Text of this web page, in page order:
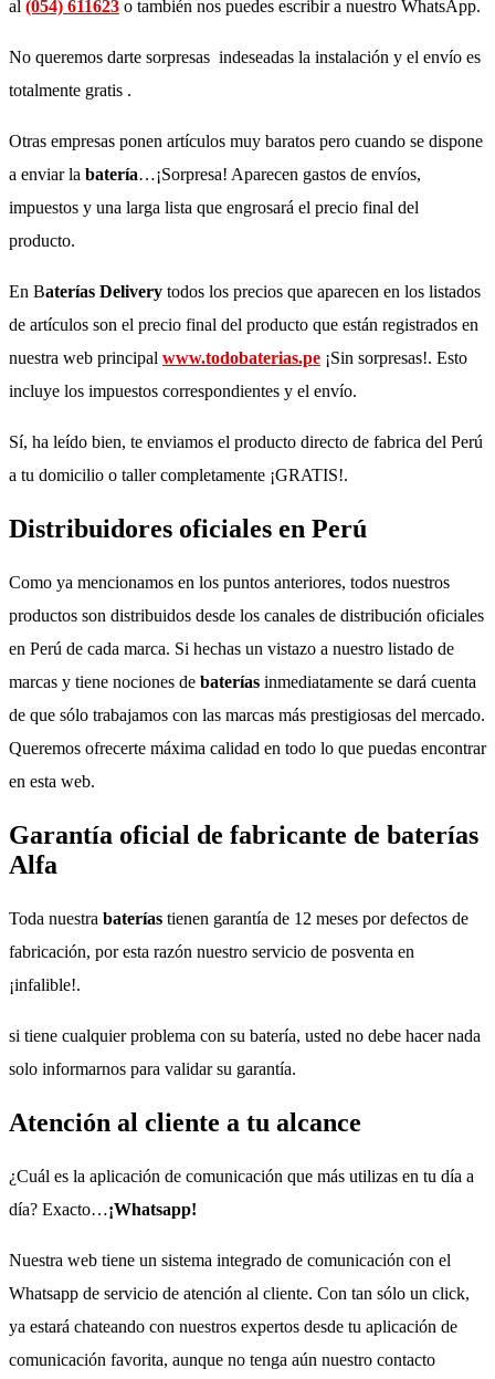
al (054) 611623 o también nos puedes escribir a nuestro WhatsApp.
No queremos darte sorpresas indeseadas la instalación y el envío es
totalmente gratis .
Otras empresas ponen artículos muy baratos pero cuando se dispone
a enviar la batería…¡Sorpresa! Aparecen gastos de envíos,
impuestos y una larga lista que engrosará el precio final del
producto.
En Baterías Delivery todos los precios que aparecen en los listados
de artículos son el precio final del producto que están registrados en
nuestra web principal www.todobaterias.pe ¡Sin sorpresas!. Esto
incluye los impuestos correspondientes y el envío.
Sí, ha leído bien, te enviamos el producto directo de fabrica del Perú
a tu domicilio o taller completamente ¡GRATIS!.
Distribuidores oficiales en Perú
Como ya mencionamos en los puntos anteriores, todos nuestros
productos son distribuidos desde los canales de distribución oficiales
en Perú de cada marca. Si hechas un vistazo a nuestro listado de
marcas y tiene nociones de baterías inmediatamente se dará cuenta
de que sólo trabajamos con las marcas más prestigiosas del mercado.
Queremos ofrecerte máxima calidad en todo lo que puedas encontrar
en esta web.
Garantía oficial de fabricante de baterías
Alfa
Toda nuestra baterías tienen garantía de 12 meses por defectos de
fabricación, por esta razón nuestro servicio de posventa en
¡infalible!.
si tiene cualquier problema con su batería, usted no debe hacer nada
solo informarnos para validar su garantía.
Atención al cliente a tu alcance
¿Cuál es la aplicación de comunicación que más utilizas en tu día a
día? Exacto…¡Whatsapp!
Nuestra web tiene un sistema integrado de comunicación con el
Whatsapp de servicio de atención al cliente. Con tan sólo un click,
ya estará chateando con nuestros expertos desde tu aplicación de
comunicación favorita, aunque no tenga aún nuestro contacto